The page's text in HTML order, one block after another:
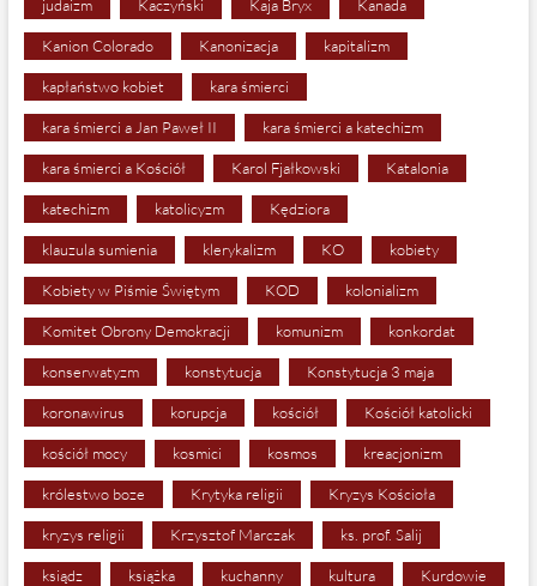
judaizm Kaczyński Kaja Bryx Kanada
Kanion Colorado Kanonizacja kapitalizm
kapłaństwo kobiet kara śmierci
kara śmierci a Jan Paweł II kara śmierci a katechizm
kara śmierci a Kościół Karol Fjałkowski Katalonia
katechizm katolicyzm Kędziora
klauzula sumienia klerykalizm KO kobiety
Kobiety w Piśmie Świętym KOD kolonializm
Komitet Obrony Demokracji komunizm konkordat
konserwatyzm konstytucja Konstytucja 3 maja
koronawirus korupcja kościół Kościół katolicki
kościół mocy kosmici kosmos kreacjonizm
królestwo boze Krytyka religii Kryzys Kościoła
kryzys religii Krzysztof Marczak ks. prof. Salij
ksiądz książka kuchanny kultura Kurdowie